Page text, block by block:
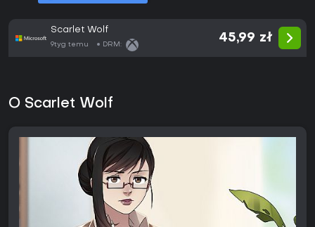
Scarlet Wolf
9tyg temu DRM:
45,99 zł
O Scarlet Wolf